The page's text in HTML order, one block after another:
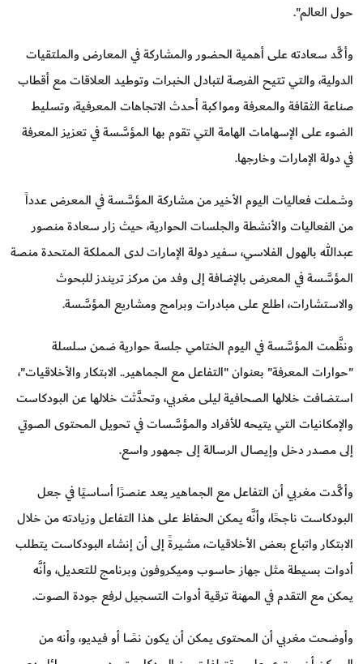
حول العالم".
وأكَّد سعادته على أهمية الحضور والمشاركة في المعارض والملتقيات
الدولية، والتي تتيح الفرصة لتبادل الخبرات وتوطيد العلاقات مع أقطاب
صناعة الثقافة والمعرفة ومواكبة أحدث الاتجاهات المعرفية، وتسليط
الضوء على الإسهامات الهامة التي تقوم بها المؤسَّسة في تعزيز المعرفة
في دولة الإمارات وخارجها.
وشملت فعاليات اليوم الأخير من مشاركة المؤسَّسة في المعرض عدداً
من الفعاليات والأنشطة والجلسات الحوارية، حيث زار سعادة منصور
عبدالله بالهول الفلاسي، سفير دولة الإمارات لدى المملكة المتحدة منصة
المؤسَّسة في المعرض بالإضافة إلى وفد من مركز تريندز للبحوث
والاستشارات، اطلع على مبادرات وبرامج ومشاريع المؤسَّسة.
ونظَّمت المؤسَّسة في اليوم الختامي جلسة حوارية ضمن سلسلة
"حوارات المعرفة" بعنوان "التفاعل مع الجماهير.. الابتكار والأخلاقيات"،
استضافت خلالها الصحافية ليلى مغربي، وتحدَّثت خلالها عن البودكاست
والإمكانيات التي يتيحه للأفراد والمؤسَّسات في تحويل المحتوى الصوتي
إلى مصدر دخل وإيصال الرسالة إلى جمهور واسع.
وأكَّدت مغربي أن التفاعل مع الجماهير يعد عنصرًا أساسيًا في جعل
البودكاست ناجحًا، وأنَّه يمكن الحفاظ على هذا التفاعل وزيادته من خلال
الابتكار واتباع بعض الأخلاقيات، مشيرةً إلى أن إنشاء البودكاست يتطلب
أدوات بسيطة مثل جهاز حاسوب وميكروفون وبرنامج للتعديل، وأنَّه
يمكن مع التقدم في المهنة ترقية أدوات التسجيل لرفع جودة الصوت.
وأوضحت مغربي أن المحتوى يمكن أن يكون نصًا أو فيديو، وأنه من